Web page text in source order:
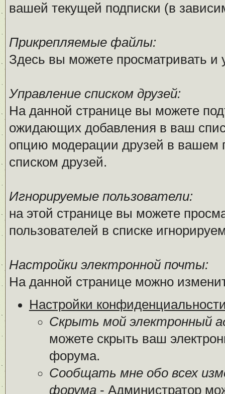
вашей текущей подписки (в
Прикрепляемые файлы:
Здесь вы можете просматривать
Управление списком друзей:
На данной странице вы можете
ожидающих добавления в ваш
опцию модерации друзей в вашем
списком друзей.
Игнорируемые пользователи:
на этой странице вы можете
пользователей в списке
Настройки электронной почты:
На данной странице можно
Настройки
Скрыть мой электронный
можете скрыть ваш
форума.
Сообщать мне обо всех
форума- Администратор